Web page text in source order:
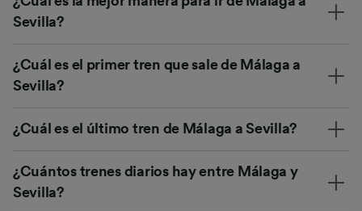
Sevilla?
¿Cuál es el primer tren que sale de Málaga a
Sevilla?
¿Cuál es el último tren de Málaga a Sevilla?
¿Cuántos trenes diarios hay entre Málaga y
Sevilla?